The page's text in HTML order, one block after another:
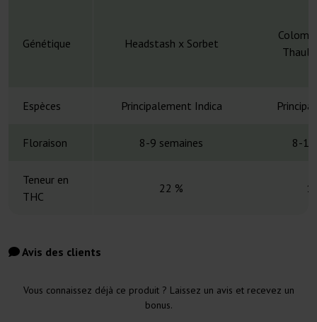
Génétique Headstash x Sorbet
Espèces Principalement Indica
Floraison 8-9 semaines 8-10
Teneur en
THC
22 %
Avis des clients
Vous connaissez déjà ce produit ? Laissez un avis et recevez un
bonus.